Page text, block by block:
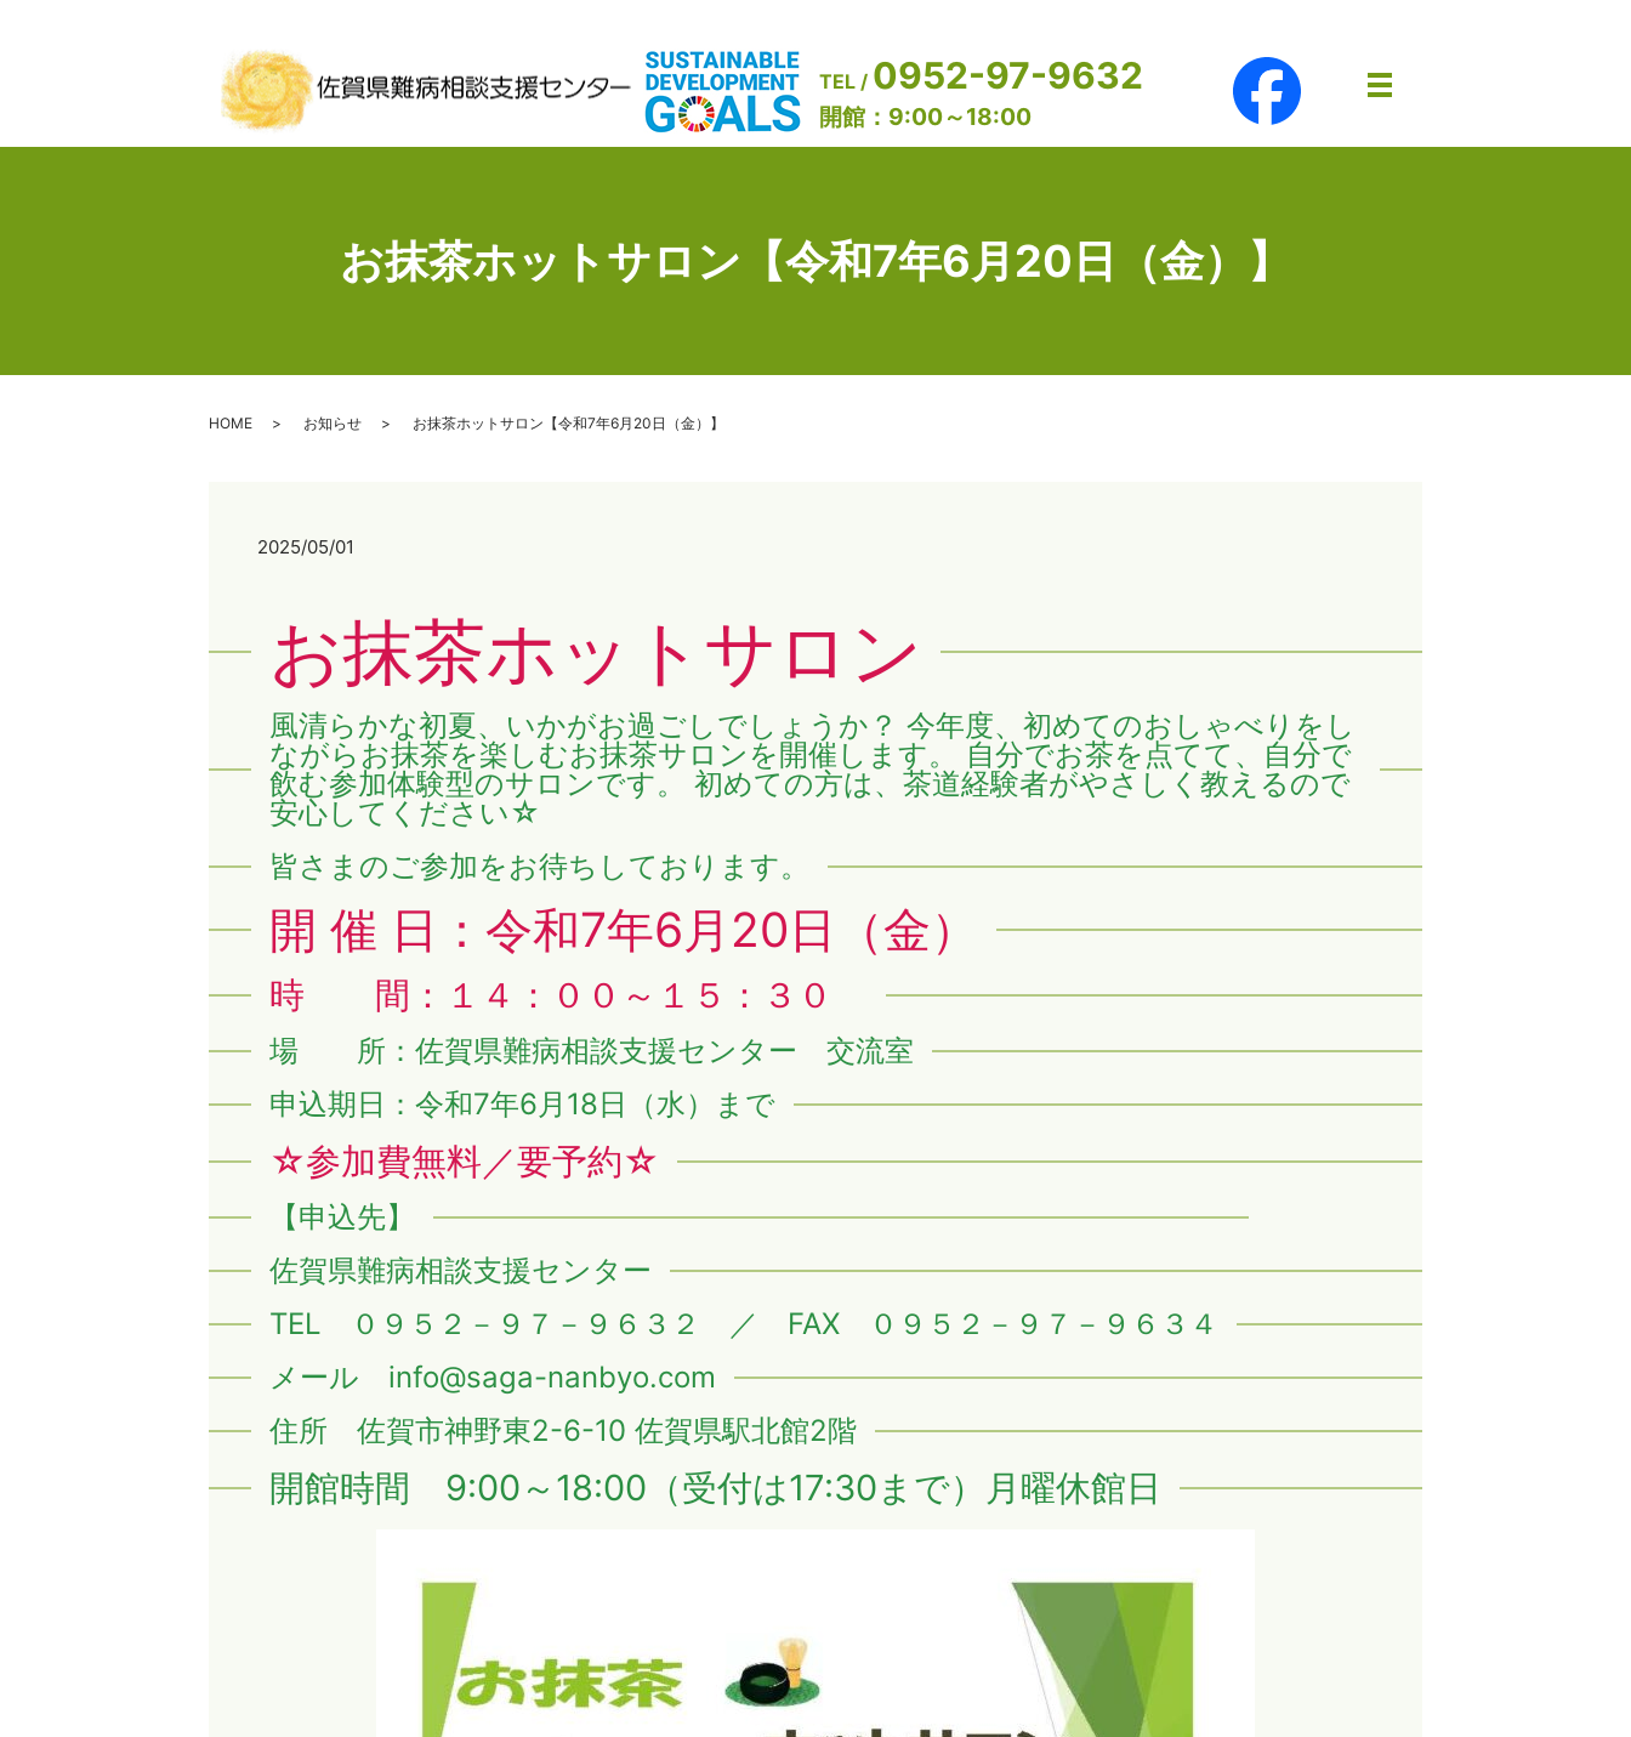
TEL / 0952-97-9632
開館：9:00～18:00
お抹茶ホットサロン【令和7年6月20日（金）】
HOME お知らせ お抹茶ホットサロン【令和7年6月20日（金）】
2025/05/01
お抹茶ホットサロン
風清らかな初夏、いかがお過ごしでしょうか？ 今年度、初めてのおしゃべりをし
ながらお抹茶を楽しむお抹茶サロンを開催します。 自分でお茶を点てて、自分で
飲む参加体験型のサロンです。 初めての方は、茶道経験者がやさしく教えるので
安心してください☆
皆さまのご参加をお待ちしております。
開 催 日：令和7年6月20日（金）
時 間：１４：００～１５：３０
場 所：佐賀県難病相談支援センター 交流室
申込期日：令和7年6月18日（水）まで
☆参加費無料／要予約☆
【申込先】
佐賀県難病相談支援センター
TEL ０９５２－９７－９６３２ ／ FAX ０９５２－９７－９６３４
メール info@saga-nanbyo.com
住所 佐賀市神野東2-6-10 佐賀県駅北館2階
開館時間 9:00～18:00（受付は17:30まで）月曜休館日